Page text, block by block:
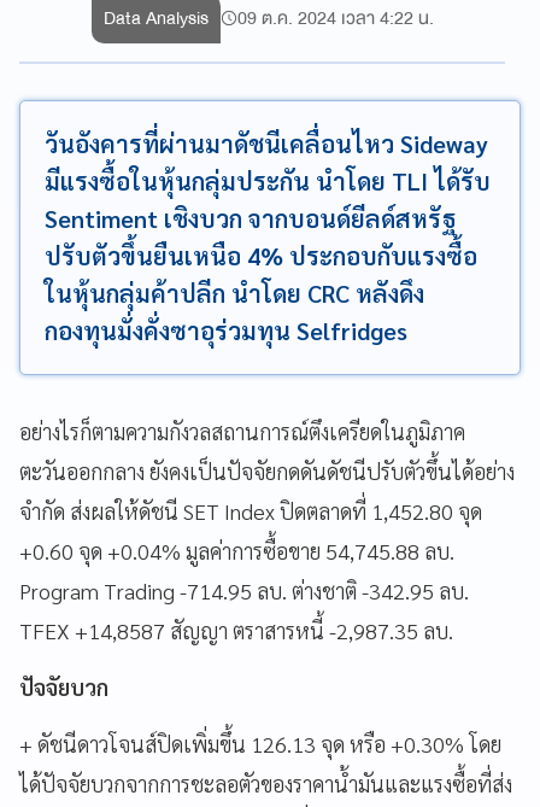
Data Analysis 09 ต.ค. 2024 เวลา 4:22 น.
วันอังคารที่ผ่านมาดัชนีเคลื่อนไหว Sideway
มีแรงซื้อในหุ้นกลุ่มประกัน นำโดย TLI ได้รับ
Sentiment เชิงบวก จากบอนด์ยีลด์สหรัฐ
ปรับตัวขึ้นยืนเหนือ 4% ประกอบกับแรงซื้อ
ในหุ้นกลุ่มค้าปลีก นำโดย CRC หลังดึง
กองทุนมั่งคั่งซาอุร่วมทุน Selfridges
อย่างไรก็ตามความกังวลสถานการณ์ตึงเครียดในภูมิภาค
ตะวันออกกลาง ยังคงเป็นปัจจัยกดดันดัชนีปรับตัวขึ้นได้อย่าง
จำกัด ส่งผลให้ดัชนี SET Index ปิดตลาดที่ 1,452.80 จุด
+0.60 จุด +0.04% มูลค่าการซื้อขาย 54,745.88 ลบ.
Program Trading -714.95 ลบ. ต่างชาติ -342.95 ลบ.
TFEX +14,8587 สัญญา ตราสารหนี้ -2,987.35 ลบ.
ปัจจัยบวก
+ ดัชนีดาวโจนส์ปิดเพิ่มขึ้น 126.13 จุด หรือ +0.30% โดย
ได้ปัจจัยบวกจากการชะลอตัวของราคาน้ำมันและแรงซื้อที่ส่ง